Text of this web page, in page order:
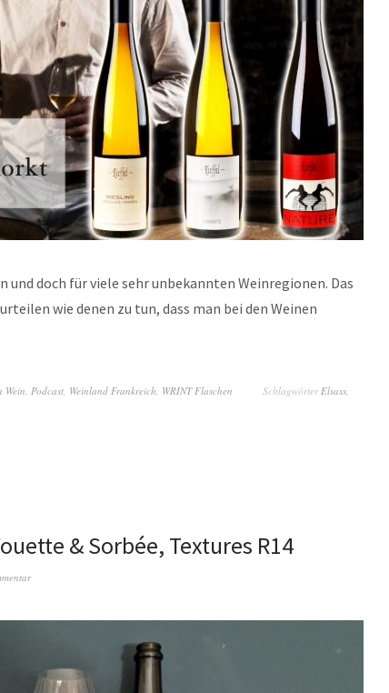
und doch für viele sehr unbekannten Weinregionen. Das
wie denen zu tun, dass man bei den Weinen
Wein, Podcast, Weinland Frankreich, WRINT Flaschen SchlagwörterElsass,
& Sorbée, Textures R14